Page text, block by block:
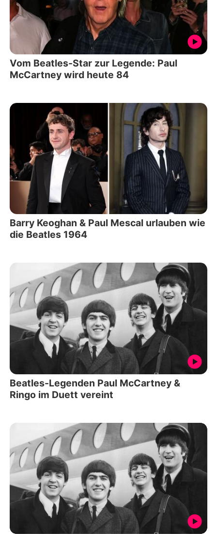
Vom Beatles-Star zur Legende: Paul
McCartney wird heute 84
Barry Keoghan & Paul Mescal urlauben wie
die Beatles 1964
Beatles-Legenden Paul McCartney &
Ringo im Duett vereint